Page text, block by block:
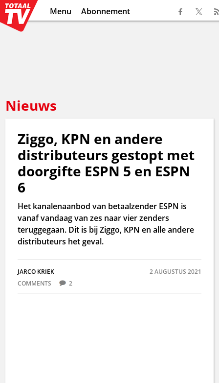
Menu Abonnement
Nieuws
Ziggo, KPN en andere
distributeurs gestopt met
doorgifte ESPN 5 en ESPN
6
Het kanalenaanbod van betaalzender ESPN is
vanaf vandaag van zes naar vier zenders
teruggegaan. Dit is bij Ziggo, KPN en alle andere
distributeurs het geval.
JARCO KRIEK
2 AUGUSTUS 2021
COMMENTS
2